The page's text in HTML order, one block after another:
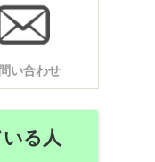
い合わせ
る人